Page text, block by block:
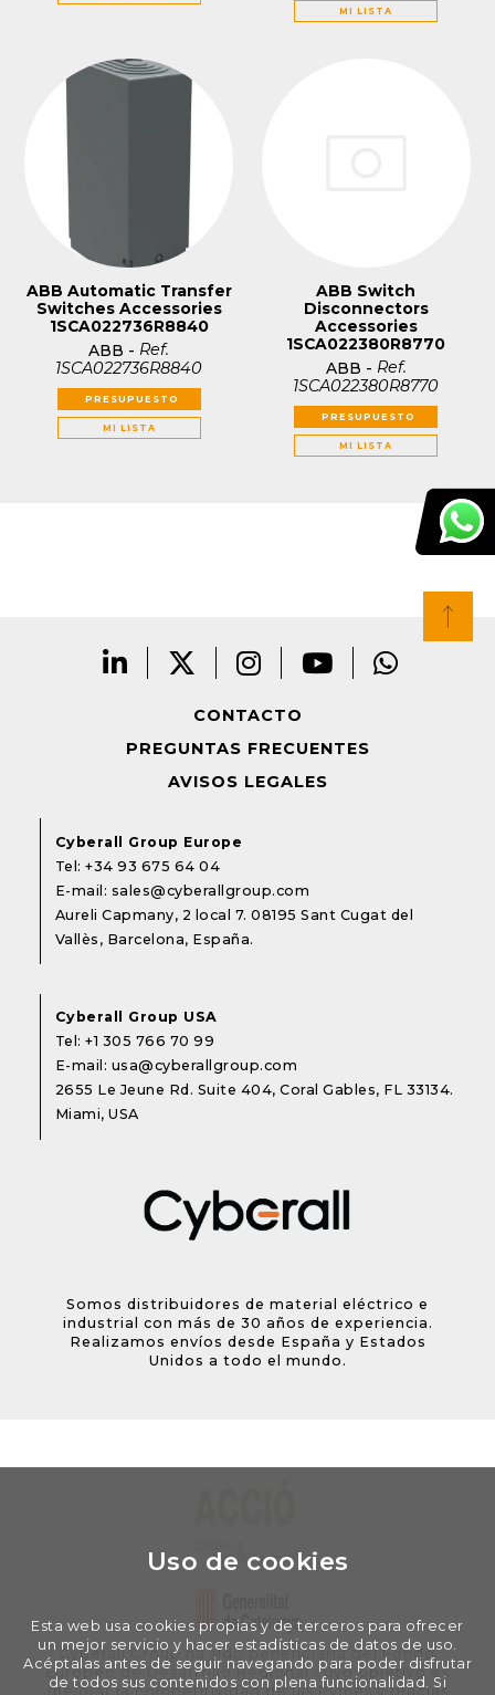
MI LISTA
ABB Automatic Transfer
Switches Accessories
1SCA022736R8840
ABB - Ref.
1SCA022736R8840
PRESUPUESTO
MI LISTA
ABB Switch
Disconnectors
Accessories
1SCA022380R8770
ABB - Ref.
1SCA022380R8770
PRESUPUESTO
MI LISTA
CONTACTO
PREGUNTAS FRECUENTES
AVISOS LEGALES
Cyberall Group Europe
Tel:+34 93 675 64 04
E-mail: sales@cyberallgroup.com
Aureli Capmany, 2 local 7. 08195 Sant Cugat del
Vallès, Barcelona, España.
Cyberall Group USA
Tel:+1 305 766 70 99
E-mail: usa@cyberallgroup.com
2655 Le Jeune Rd. Suite 404, Coral Gables, FL 33134.
Miami, USA
Somos distribuidores de material eléctrico e
industrial con más de 30 años de experiencia.
Realizamos envíos desde España y Estados
Unidos a todo el mundo.
Cyberall Group ha sido beneficiaria del Fondo
Europeo de Desarrollo Regional cuyo objetivo es
mejorar la competitividad de las Pymes y gracias
Uso de cookies
Esta web usa cookies propias y de terceros para ofrecer
un mejor servicio y hacer estadísticas de datos de uso.
Acéptalas antes de seguir navegando para poder disfrutar
de todos sus contenidos con plena funcionalidad. Si